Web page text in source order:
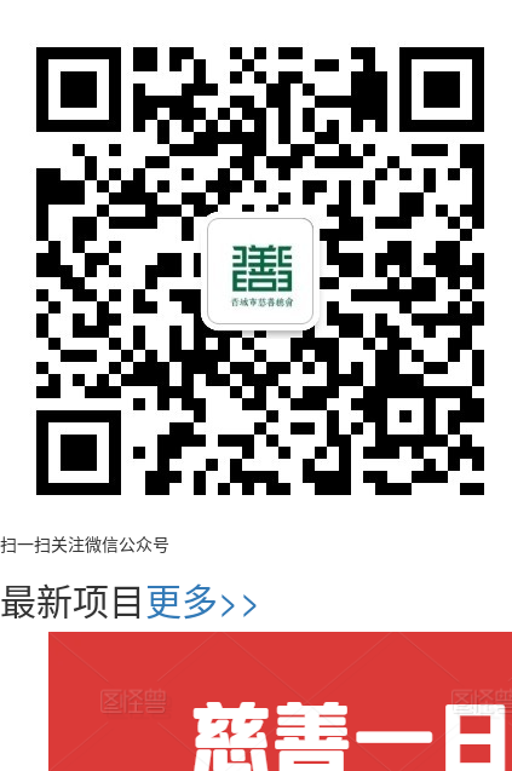
扫一扫关注微信公众号
最新项目更多>>